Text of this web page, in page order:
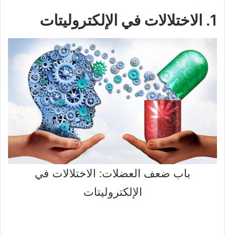
1. الاختلالات في الإلكتروليتات
باب ضعف العضلات: الاختلالات في
الإلكتروليتات